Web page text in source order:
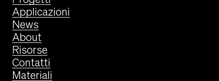
Applicazioni
News
About
Risorse
Contatti
Materiali